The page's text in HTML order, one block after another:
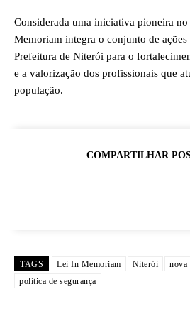
Considerada uma iniciativa pioneira
Memoriam integra o conjunto de ações
Prefeitura de Niterói para o
e a valorização dos profissionais que
população.
COMPARTILHAR
TAGS Lei In Memoriam Niterói
nova
política de segurança